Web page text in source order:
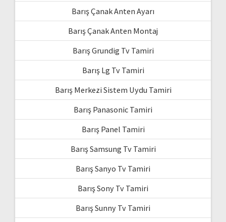
Barış Çanak Anten Ayarı
Barış Çanak Anten Montaj
Barış Grundig Tv Tamiri
Barış Lg Tv Tamiri
Barış Merkezi Sistem Uydu Tamiri
Barış Panasonic Tamiri
Barış Panel Tamiri
Barış Samsung Tv Tamiri
Barış Sanyo Tv Tamiri
Barış Sony Tv Tamiri
Barış Sunny Tv Tamiri